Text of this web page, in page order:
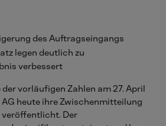
des Auftragseingangs
legen deutlich zu
verbessert
vorläufigen Zahlen am 27. April
AG heute ihre Zwischenmitteilung
veröffentlicht. Der